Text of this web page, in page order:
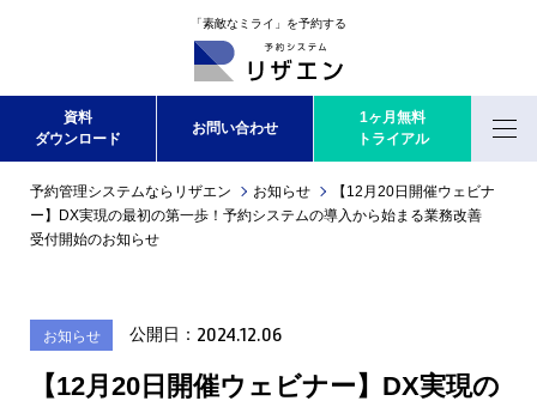
「素敵なミライ」を予約する
Menu
資料
ダウンロード
お問い合わせ
1ヶ月無料
トライアル
予約管理システムならリザエン お知らせ
【12月20日開催ウェビナ
ー】DX実現の最初の第一歩！予約システムの導入から始まる業務改善
受付開始のお知らせ
お知らせ 公開日： 2024.12.06
更
【12月20日開催ウェビナー】DX実現の